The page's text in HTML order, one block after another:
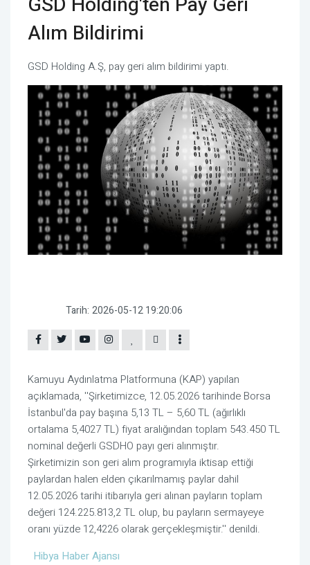
Alım Bildirimi
GSD Holding A.Ş, pay geri alım bildirimi yaptı.
Tarih: 2026-05-12 19:20:06
Kamuyu Aydınlatma Platformuna (KAP) yapılan
açıklamada, ''Şirketimizce, 12.05.2026 tarihinde Borsa
İstanbul'da pay başına 5,13 TL – 5,60 TL (ağırlıklı
ortalama 5,4027 TL) fiyat aralığından toplam 543.450 TL
nominal değerli GSDHO payı geri alınmıştır.
Şirketimizin son geri alım programıyla iktisap ettiği
paylardan halen elden çıkarılmamış paylar dahil
12.05.2026 tarihi itibarıyla geri alınan payların toplam
değeri 124.225.813,2 TL olup, bu payların sermayeye
oranı yüzde 12,4226 olarak gerçekleşmiştir.'' denildi.
Hibya Haber Ajansı